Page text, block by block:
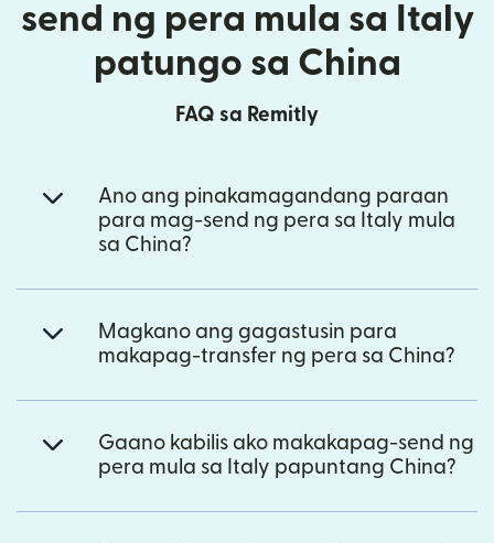
send ng pera mula sa Italy
patungo sa China
FAQ sa Remitly
Ano ang pinakamagandang paraan
para mag-send ng pera sa Italy mula
sa China?
Magkano ang gagastusin para
makapag-transfer ng pera sa China?
Gaano kabilis ako makakapag-send ng
pera mula sa Italy papuntang China?